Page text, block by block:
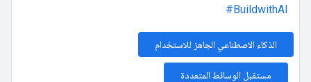
#BuildwithAI
الذكاء الاصطناعي الجاهز للاستخدام
مستقبل الوسائط المتعددة